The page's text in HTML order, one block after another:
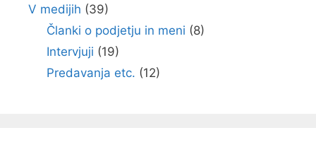
V medijih (39)
Članki o podjetju in meni (8)
Intervjuji (19)
Predavanja etc. (12)